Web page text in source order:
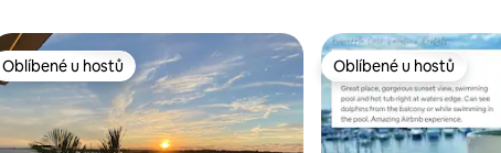
Oblíbené u hostů
Oblíbené u hostů Oblíbené u hostů
Oblíbené u hostů